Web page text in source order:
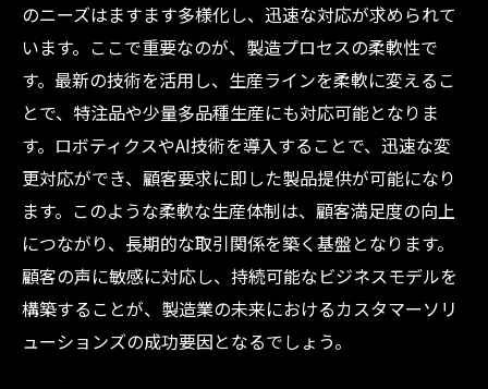
のニーズはますます多様化し、迅速な対応が求められて
います。ここで重要なのが、製造プロセスの柔軟性で
す。最新の技術を活用し、生産ラインを柔軟に変えるこ
とで、特注品や少量多品種生産にも対応可能となりま
す。ロボティクスやAI技術を導入することで、迅速な変
更対応ができ、顧客要求に即した製品提供が可能になり
ます。このような柔軟な生産体制は、顧客満足度の向上
につながり、長期的な取引関係を築く基盤となります。
顧客の声に敏感に対応し、持続可能なビジネスモデルを
構築することが、製造業の未来におけるカスタマーソリ
ューションズの成功要因となるでしょう。